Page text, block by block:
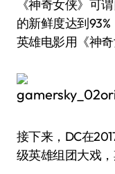
《神奇女侠》可
的新鲜度达到
英雄电影用《神
接下来，DC在
级英雄组团大戏